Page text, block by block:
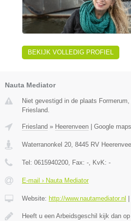
BEKIJK VOLLEDIG PROFIEL
Nauta Mediator
Niet gevestigd in de plaats
Friesland.
Friesland » Heerenveen Google maps
Waterranonkel 20 8445 RV
Tel: 0615940200 , Fax: - , KvK: -
E-mail › Nauta Mediator
Website: http://www.nautamediator.nl
Heeft u een Arbeidsgeschil kijk dan op